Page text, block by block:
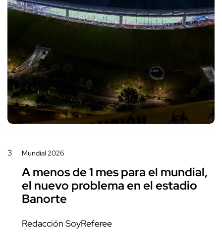
3 Mundial 2026
A menos de 1 mes para el mundial,
el nuevo problema en el estadio
Banorte
Redacción SoyReferee